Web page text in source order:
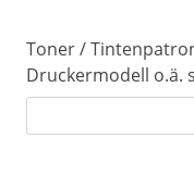
Toner /
Druckermodell o.ä.